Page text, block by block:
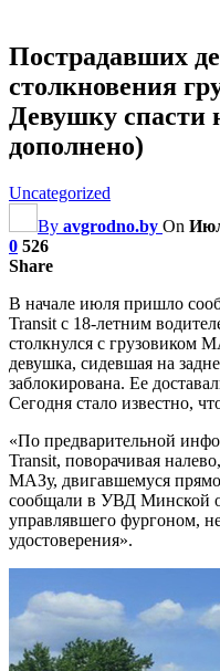
Пострадавших
столкновения
Девушку спасти
дополнено)
Uncategorized
By avgrodno.by On
0 526
Share
В начале июля пришло
Transit с 18-летним
столкнулся с грузовиком
девушка, сидевшая на
заблокирована. Ее
Сегодня стало известно,
«По предварительной
Transit, поворачивая
МАЗу, двигавшемуся
сообщали в УВД Минской
управлявшего фургоном,
удостоверения».